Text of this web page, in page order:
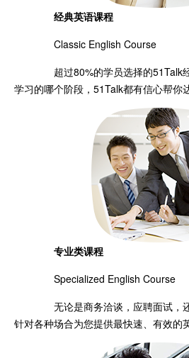
经典英语课程
Classic English Course
超过80%的学员选择的51Talk
学习的哪个阶段，51Talk都有信心帮你
专业类课程
Specialized English Course
无论是商务洽谈，应聘面试，
针对各种场合为您提供最快速、有效的